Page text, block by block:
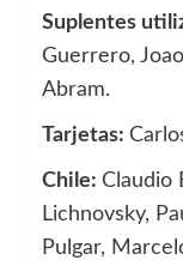
Suplentes
Guerrero,
Abram.
Tarjetas:
Chile: Claudio
Lichnovsky,
Pulgar,